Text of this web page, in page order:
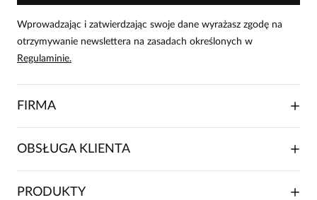
Aneta
Wprowadzając i zatwierdzając swoje dane wyrażasz zgodę na
otrzymywanie newslettera na zasadach określonych w
Regulaminie.
FIRMA
O NAS
FRANCZYZA
OBSŁUGA KLIENTA
SKŁADANIE ZAMÓWIENIA
PRODUKTY